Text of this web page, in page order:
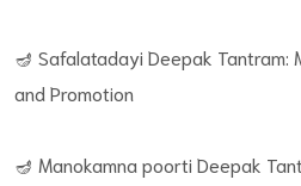
🪔 Safalatadayi Deepak Tantram:
and Promotion
🪔 Manokamna poorti Deepak